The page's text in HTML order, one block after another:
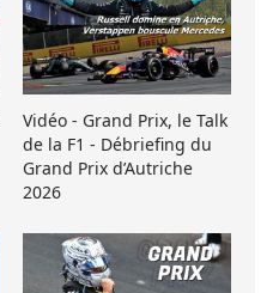
Vidéo - Grand Prix, le Talk
de la F1 - Débriefing du
Grand Prix d’Autriche
2026